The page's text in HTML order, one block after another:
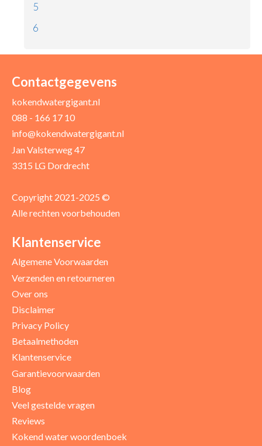
5
6
Contactgegevens
kokendwatergigant.nl
088 - 166 17 10
info@kokendwatergigant.nl
Jan Valsterweg 47
3315 LG Dordrecht
Copyright 2021-2025 ©
Alle rechten voorbehouden
Klantenservice
Algemene Voorwaarden
Verzenden en retourneren
Over ons
Disclaimer
Privacy Policy
Betaalmethoden
Klantenservice
Garantievoorwaarden
Blog
Veel gestelde vragen
Reviews
Kokend water woordenboek